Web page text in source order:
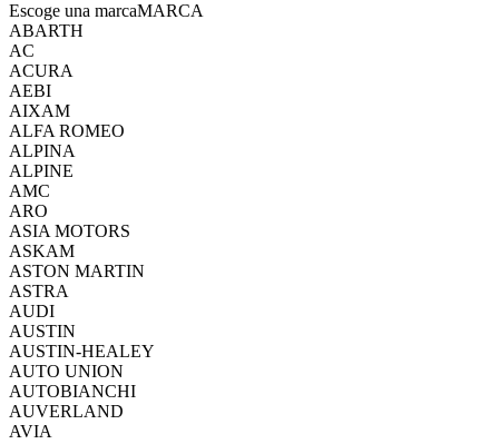
Escoge una marcaMARCA
ABARTH
AC
ACURA
AEBI
AIXAM
ALFA ROMEO
ALPINA
ALPINE
AMC
ARO
ASIA MOTORS
ASKAM
ASTON MARTIN
ASTRA
AUDI
AUSTIN
AUSTIN-HEALEY
AUTO UNION
AUTOBIANCHI
AUVERLAND
AVIA